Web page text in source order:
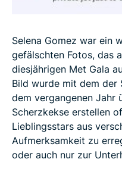
Selena Gomez war ein
gefälschten Fotos, das
diesjährigen Met Gala
Bild wurde mit dem der
dem vergangenen Jahr
Scherzkekse erstellen
Lieblingsstars aus
Aufmerksamkeit zu
oder auch nur zur